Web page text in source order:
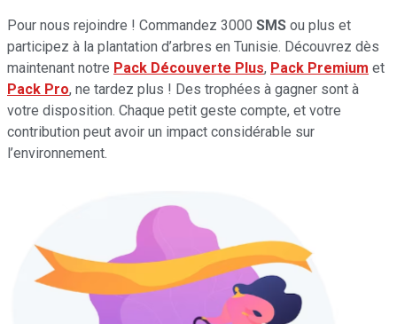
Pour nous rejoindre ! Commandez 3000 SMS ou plus et
participez à la plantation d’arbres en Tunisie. Découvrez dès
maintenant notre Pack Découverte Plus, Pack Premium et
Pack Pro, ne tardez plus ! Des trophées à gagner sont à
votre disposition. Chaque petit geste compte, et votre
contribution peut avoir un impact considérable sur
l’environnement.